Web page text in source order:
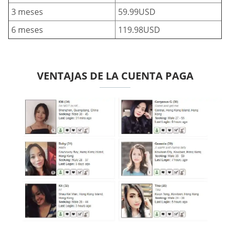
3 meses
59.99USD
6 meses
119.98USD
VENTAJAS DE LA CUENTA PAGA